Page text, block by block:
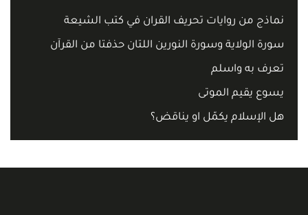
نماذج من روايات تحريف القران في كتب الشيعة
سورة الولاية وسورة النورين اللتان حذفتا من القرآن
تعرف به واسلم
يسوع يقيم الموتى
هل الإسلام يكمّل او يناقض؟